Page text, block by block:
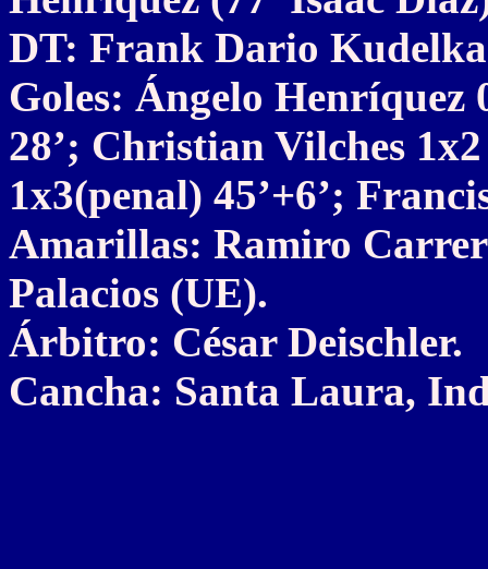
DT: Frank Dario
Goles: Ángelo Henríquez
28’; Christian Vilches
1x3(penal) 45’+6’;
Amarillas: Ramiro
Palacios (UE).
Árbitro: César Deischler.
Cancha: Santa Laura,